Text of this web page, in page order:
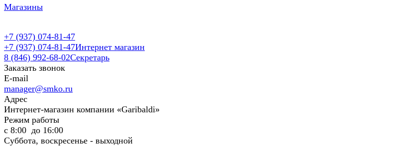
Магазины
+7 (937) 074-81-47
+7 (937) 074-81-47Интернет магазин
8 (846) 992-68-02Секретарь
Заказать звонок
E-mail
manager@smko.ru
Адрес
Интернет-магазин компании «Garibaldi»
Режим работы
с 8:00 до 16:00
Суббота, воскресенье - выходной